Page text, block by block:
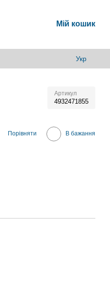
Мій кошик
Укр
Артикул
4932471855
Порівняти В бажання